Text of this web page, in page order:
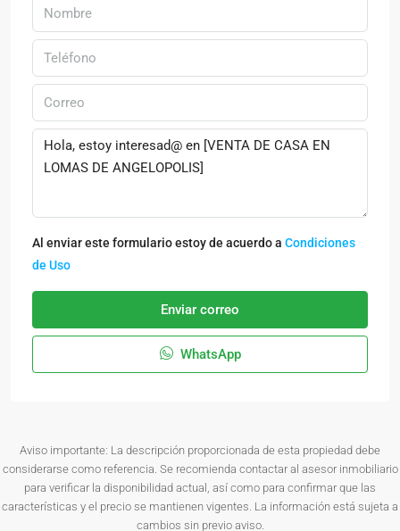
Al enviar este formulario estoy de acuerdo a Condiciones
de Uso
Enviar correo
WhatsApp
Aviso importante: La descripción proporcionada de esta propiedad debe
considerarse como referencia. Se recomienda contactar al asesor inmobiliario
para verificar la disponibilidad actual, así como para confirmar que las
características y el precio se mantienen vigentes. La información está sujeta a
cambios sin previo aviso.